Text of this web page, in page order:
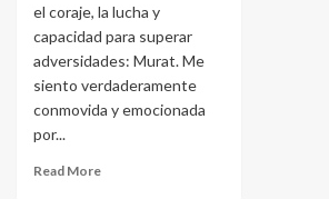
el coraje, la lucha y
capacidad para superar
adversidades: Murat. Me
siento verdaderamente
conmovida y emocionada
por...
Read More